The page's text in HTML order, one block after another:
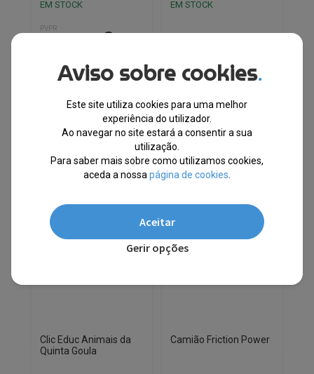
EM STOCK
PVPR
original
-51%
EM STOCK
Envio Imediato
10% EXTRA,
CUPÃO:
Clic Educ Animais da
Quinta Goula
10% EXTRA,
CUPÃO:
Camião Friction Power
Aviso sobre cookies.
Este site utiliza cookies para uma melhor
experiência do utilizador.
Ao navegar no site estará a consentir a sua
utilização.
Para saber mais sobre como utilizamos cookies,
aceda a nossa página de cookies
Aceitar
Gerir opções